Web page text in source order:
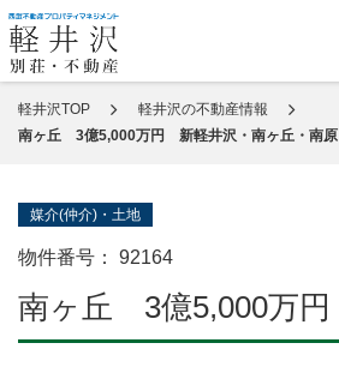
軽井沢TOP
軽井沢の不動産情報
南ヶ丘 3億5,000万円 新軽井沢・南ヶ丘・南原
媒介(仲介)・土地
物件番号： 92164
南ヶ丘 3億5,000万円